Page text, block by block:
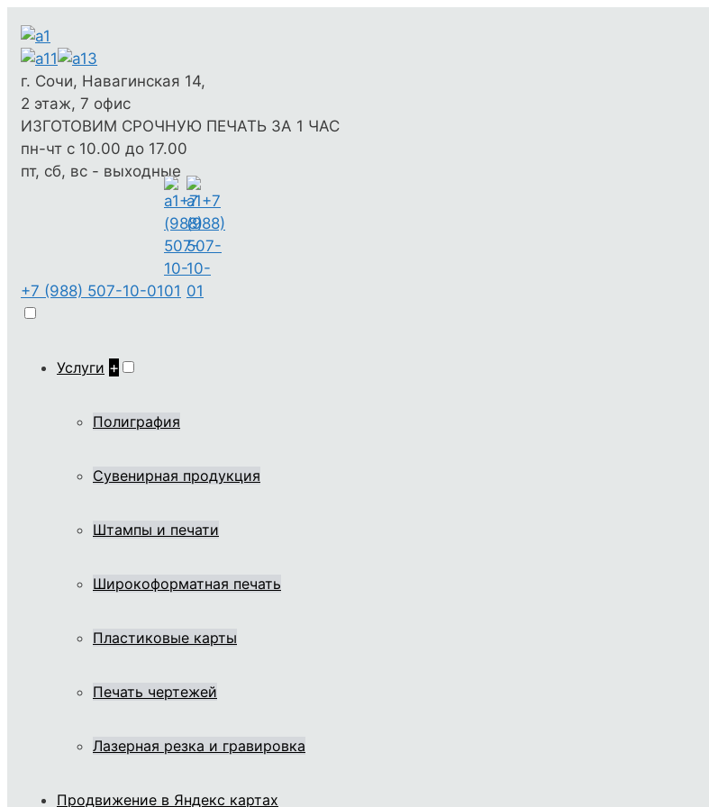
г. Сочи, Навагинская 14,
2 этаж, 7 офис
ИЗГОТОВИМ СРОЧНУЮ ПЕЧАТЬ ЗА 1 ЧАС
пн-чт с 10.00 до 17.00
пт, сб, вс - выходные
+7 (988) 507-10-01
Услуги +
Полиграфия
Сувенирная продукция
Штампы и печати
Широкоформатная печать
Пластиковые карты
Печать чертежей
Лазерная резка и гравировка
Продвижение в Яндекс картах